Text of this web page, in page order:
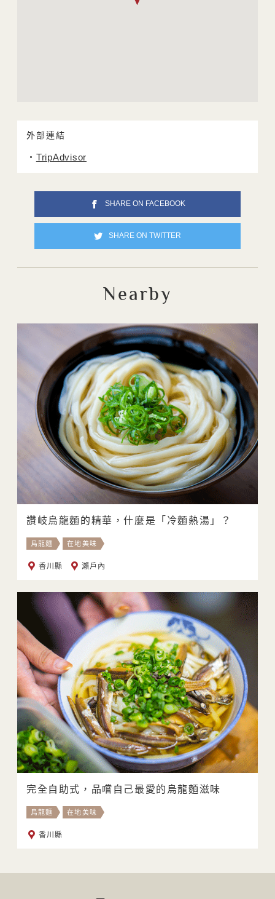
外部連結
TripAdvisor
SHARE ON FACEBOOK
SHARE ON TWITTER
Nearby
讚岐烏龍麵的精華，什麼是「冷麵熱湯」？
烏龍麵 在地美味
香川縣 瀨戶內
完全自助式，品嚐自己最愛的烏龍麵滋味
烏龍麵 在地美味
香川縣